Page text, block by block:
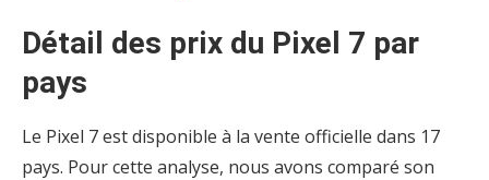
Détail des prix du Pixel 7 par
pays
Le Pixel 7 est disponible à la vente officielle dans 17
pays. Pour cette analyse, nous avons comparé son